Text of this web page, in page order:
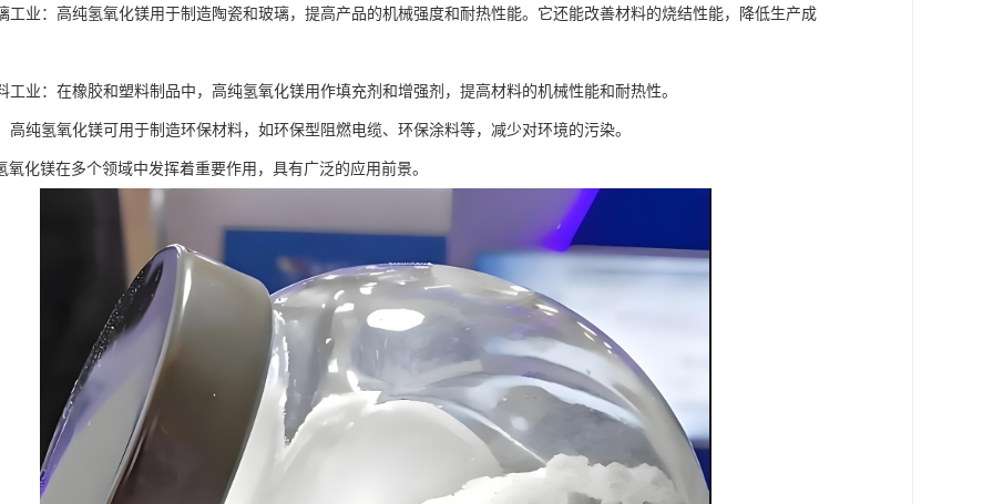
工业：高纯氢氧化镁用于制造陶瓷和玻璃，提高产品的机械强度和耐热性能。它还能改善材料的烧结性能，降低生产成
工业：在橡胶和塑料制品中，高纯氢氧化镁用作填充剂和增强剂，提高材料的机械性能和耐热性。
高纯氢氧化镁可用于制造环保材料，如环保型阻燃电缆、环保涂料等，减少对环境的污染。
氧化镁在多个领域中发挥着重要作用，具有广泛的应用前景。